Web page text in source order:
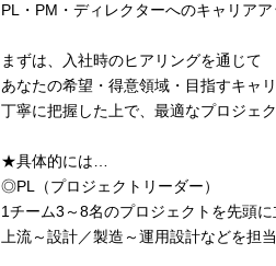
PL・PM・ディレクターへのキャリアア
まずは、入社時のヒアリングを通じて
あなたの希望・得意領域・目指すキャ
丁寧に把握した上で、最適なプロジェ
★具体的には…
◎PL（プロジェクトリーダー）
1チーム3～8名のプロジェクトを先頭に
上流～設計／製造～運用設計などを担当